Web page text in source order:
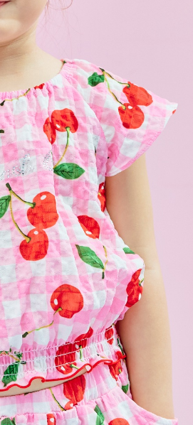
러 JK G33KDT021N3120
상 옐로우 / 사이즈 120